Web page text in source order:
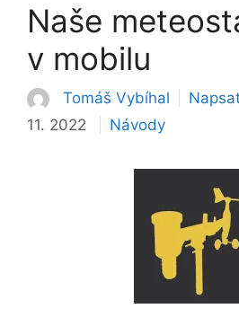
Naše
v mobilu
Tomáš Vybíhal
11. 2022
Rubriky
Návody